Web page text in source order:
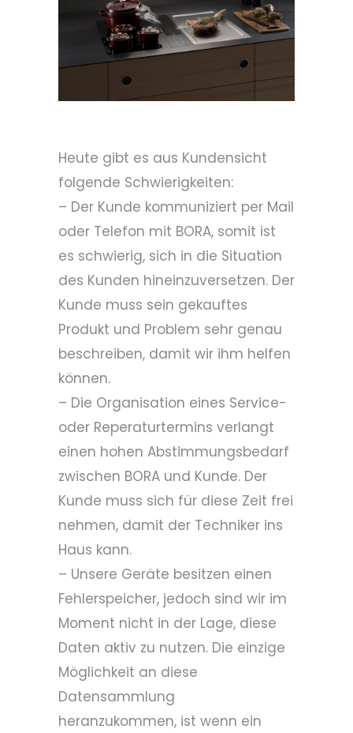
Heute gibt es aus Kundensicht
folgende Schwierigkeiten:
– Der Kunde kommuniziert per Mail
oder Telefon mit BORA, somit ist
es schwierig, sich in die Situation
des Kunden hineinzuversetzen. Der
Kunde muss sein gekauftes
Produkt und Problem sehr genau
beschreiben, damit wir ihm helfen
können.
– Die Organisation eines Service-
oder Reperaturtermins verlangt
einen hohen Abstimmungsbedarf
zwischen BORA und Kunde. Der
Kunde muss sich für diese Zeit frei
nehmen, damit der Techniker ins
Haus kann.
– Unsere Geräte besitzen einen
Fehlerspeicher, jedoch sind wir im
Moment nicht in der Lage, diese
Daten aktiv zu nutzen. Die einzige
Möglichkeit an diese
Datensammlung
heranzukommen, ist wenn ein